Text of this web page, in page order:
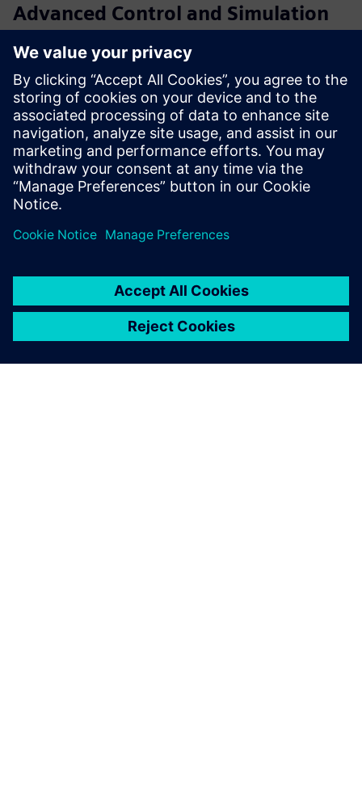
Advanced Control and Simulation
Täiustatud insenerilahendus tööstuslikuks
dekarboniseerimiseks CO2 kogumise kaudu. Ettepanek
integreerib täieliku digitaalse ecosystem, mis põhineb
Siemensi virnal: range keemiline modelleerimine GPROM-
idega, SIMITis töötav digita...
Lisateave